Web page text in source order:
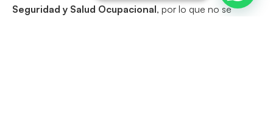
Seguridad y Salud Ocupacional, por lo que no se